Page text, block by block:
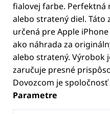
fialovej farbe. Perfektná
alebo stratený diel. Táto
určená pre Apple
ako náhrada za
alebo stratený. Výrobok
zaručuje presné
Dovozcom je spoločnosť
Parametre